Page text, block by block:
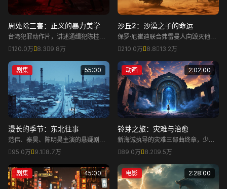
周处除三害：正义的暴力美学
台湾犯罪动作片，讲述通缉犯陈桂林
在生命尽头决定效仿古代周处，除掉
排名在他前面的两大通缉犯，以此留
名。
120.0万 8.3 9.8万
沙丘2：沙漠之子的命运
保罗·厄崔迪联合弗雷曼人向毁灭他家
族的阴谋者复仇。面对一生挚爱和已
知宇宙命运之间的选择，他必须阻止
只有他能预见的恐怖未来。
210.0万 8.8 13.2万
55:00
剧集
漫长的季节：东北往事
范伟、秦昊、陈明昊主演的悬疑剧，
以一桩跨越18年的碎尸案为线索，展
现东北工业城市在时代变迁中普通人
的命运。
95.0万 9.1 8.7万
2:02:00
动画
铃芽之旅：灾难与治愈
新海诚执导的灾难三部曲终章，少女
铃芽与闭门师草太一起关闭连接异界
的门，阻止灾难发生。
89.0万 8.2 9.5万
45:00
剧集 2:28:00
电影